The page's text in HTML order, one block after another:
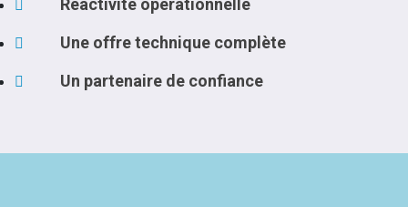
Une offre technique complète
Un partenaire de confiance